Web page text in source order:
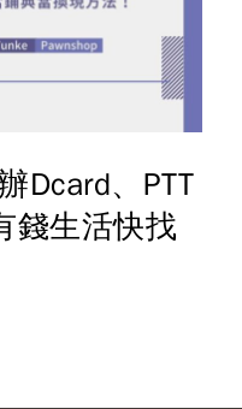
Dcard、PTT
錢生活快找